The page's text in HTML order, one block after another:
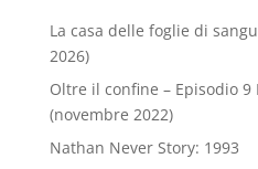
La casa delle foglie di
2026)
Oltre il confine – Episodio
(novembre 2022)
Nathan Never Story: 1993